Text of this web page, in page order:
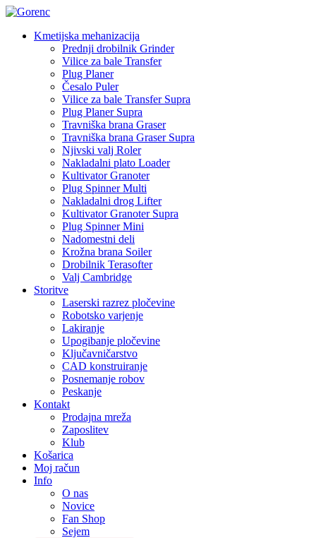
Kmetijska mehanizacija
Prednji drobilnik Grinder
Vilice za bale Transfer
Plug Planer
Česalo Puler
Vilice za bale Transfer Supra
Plug Planer Supra
Travniška brana Graser
Travniška brana Graser Supra
Njivski valj Roler
Nakladalni plato Loader
Kultivator Granoter
Plug Spinner Multi
Nakladalni drog Lifter
Kultivator Granoter Supra
Plug Spinner Mini
Nadomestni deli
Krožna brana Soiler
Drobilnik Terasofter
Valj Cambridge
Storitve
Laserski razrez pločevine
Robotsko varjenje
Lakiranje
Upogibanje pločevine
Ključavničarstvo
CAD konstruiranje
Posnemanje robov
Peskanje
Kontakt
Prodajna mreža
Zaposlitev
Klub
Košarica
Moj račun
Info
O nas
Novice
Fan Shop
Sejem